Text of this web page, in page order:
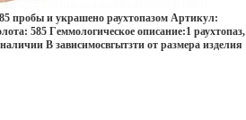
пробы и украшено раухтопазом Артикул:
585 Гeммологическое описание:1 раухтопаз,
В зависимосвгытзти от размера изделия